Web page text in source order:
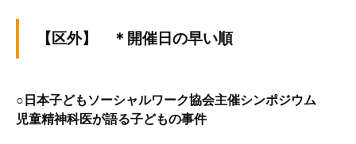
【区外】 ＊開催日の早い順
○日本子どもソーシャルワーク協会主催シンポジウム
児童精神科医が語る子どもの事件